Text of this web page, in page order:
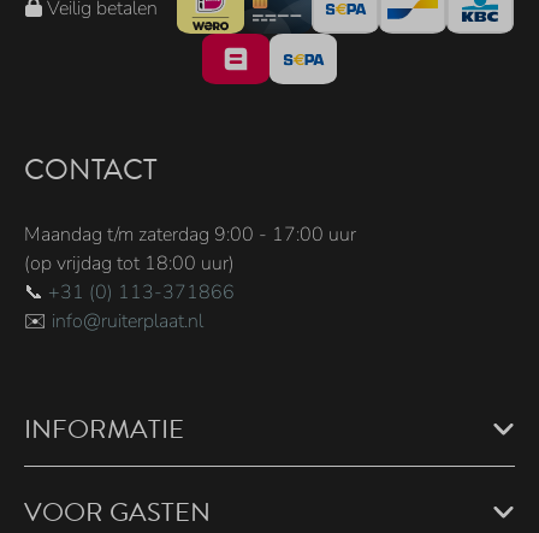
Veilig betalen
CONTACT
Maandag t/m zaterdag 9:00 - 17:00 uur
(op vrijdag tot 18:00 uur)
📞 +31 (0) 113-371866
✉️ info@ruiterplaat.nl
INFORMATIE
VOOR GASTEN